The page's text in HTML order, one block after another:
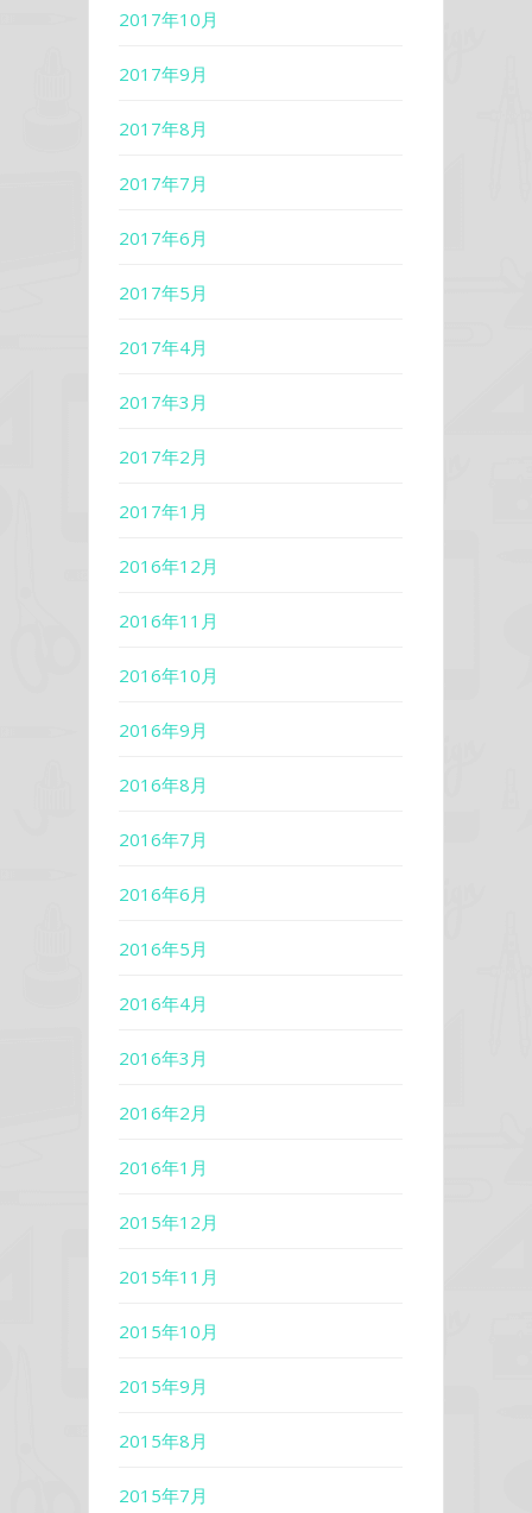
2017年10月
2017年9月
2017年8月
2017年7月
2017年6月
2017年5月
2017年4月
2017年3月
2017年2月
2017年1月
2016年12月
2016年11月
2016年10月
2016年9月
2016年8月
2016年7月
2016年6月
2016年5月
2016年4月
2016年3月
2016年2月
2016年1月
2015年12月
2015年11月
2015年10月
2015年9月
2015年8月
2015年7月